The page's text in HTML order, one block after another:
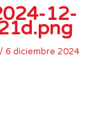
12-
/ 6 diciembre 2024